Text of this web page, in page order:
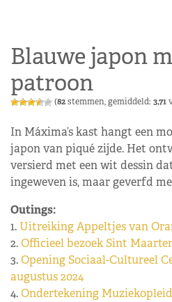
Blauwe japon
patroon
(82stemmen, gemiddeld: 3,71
In Máxima’s kast hangt een
japon van piqué zijde. Het
versierd met een wit dessin
ingeweven is, maar geverfd
Outings:
1.Uitreiking Appeltjes van
2.Officieel bezoek Sint
3.Opening Sociaal-Cultureel
augustus 2024
4.Ondertekening